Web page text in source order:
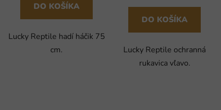
DO KOŠÍKA
Lucky Reptile hadí háčik 75
cm.
DO KOŠÍKA
Lucky Reptile ochranná
rukavica vľavo.